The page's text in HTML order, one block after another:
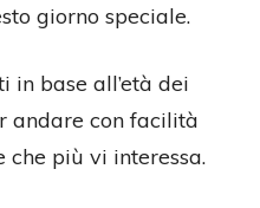
giorno speciale.
base all’età dei
andare con facilità
più vi interessa.